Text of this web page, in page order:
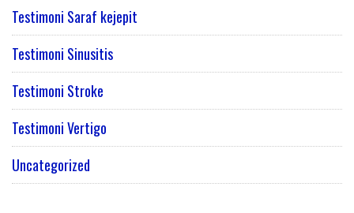
Testimoni Saraf kejepit
Testimoni Sinusitis
Testimoni Stroke
Testimoni Vertigo
Uncategorized